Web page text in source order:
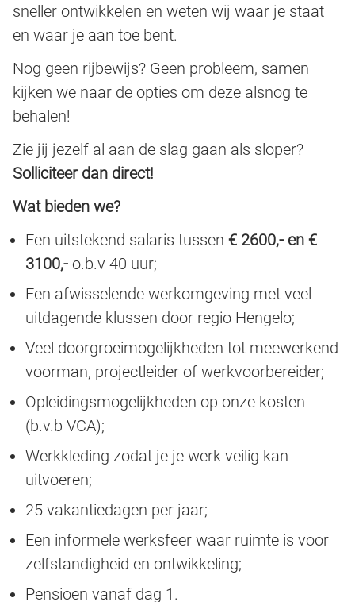
sneller ontwikkelen en weten wij waar je staat
en waar je aan toe bent.
Nog geen rijbewijs? Geen probleem, samen
kijken we naar de opties om deze alsnog te
behalen!
Zie jij jezelf al aan de slag gaan als sloper?
Solliciteer dan direct!
Wat bieden we?
Een uitstekend salaris tussen € 2600,- en €
3100,- o.b.v 40 uur;
Een afwisselende werkomgeving met veel
uitdagende klussen door regio Hengelo;
Veel doorgroeimogelijkheden tot meewerkend
voorman, projectleider of werkvoorbereider;
Opleidingsmogelijkheden op onze kosten
(b.v.b VCA);
Werkkleding zodat je je werk veilig kan
uitvoeren;
25 vakantiedagen per jaar;
Een informele werksfeer waar ruimte is voor
zelfstandigheid en ontwikkeling;
Pensioen vanaf dag 1.